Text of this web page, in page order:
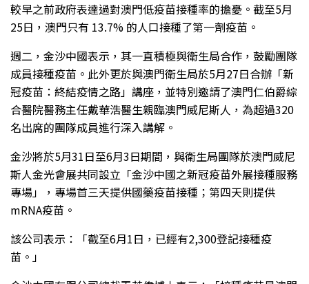
較早之前政府表達過對澳門低疫苗接種率的擔憂。截至5月
25日，澳門只有 13.7% 的人口接種了第一劑疫苗。
週二，金沙中國表示，其一直積極與衛生局合作，鼓勵團隊
成員接種疫苗。此外更於與澳門衛生局於5月27日合辦「新
冠疫苗：終結疫情之路」講座，並特別邀請了澳門仁伯爵綜
合醫院醫務主任戴華浩醫生親臨澳門威尼斯人，為超過320
名出席的團隊成員進行深入講解。
金沙將於5月31日至6月3日期間，與衛生局團隊於澳門威尼
斯人金光會展共同設立「金沙中國之新冠疫苗外展接種服務
專場」，專場首三天提供國藥疫苗接種；第四天則提供
mRNA疫苗。
該公司表示：「截至6月1日，已經有2,300登記接種疫
苗。」